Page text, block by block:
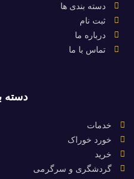
دسته بندی ها
ثبت نام
درباره ما
تماس با ما
دسته
خدمات
خورد خوراک
خرید
گردشگری و سرگرمی